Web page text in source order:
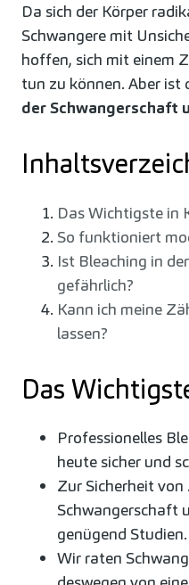
Da sich der Körper
Schwangere mit
hoffen, sich mit einem
tun zu können. Aber ist
der Schwangerschaft
Das Wichtigste in
So funktioniert
Ist Bleaching in
gefährlich?
Kann ich meine
lassen?
Das
Professionelles
heute sicher und
Zur Sicherheit
Schwangerschaft
genügend Studien.
Wir raten